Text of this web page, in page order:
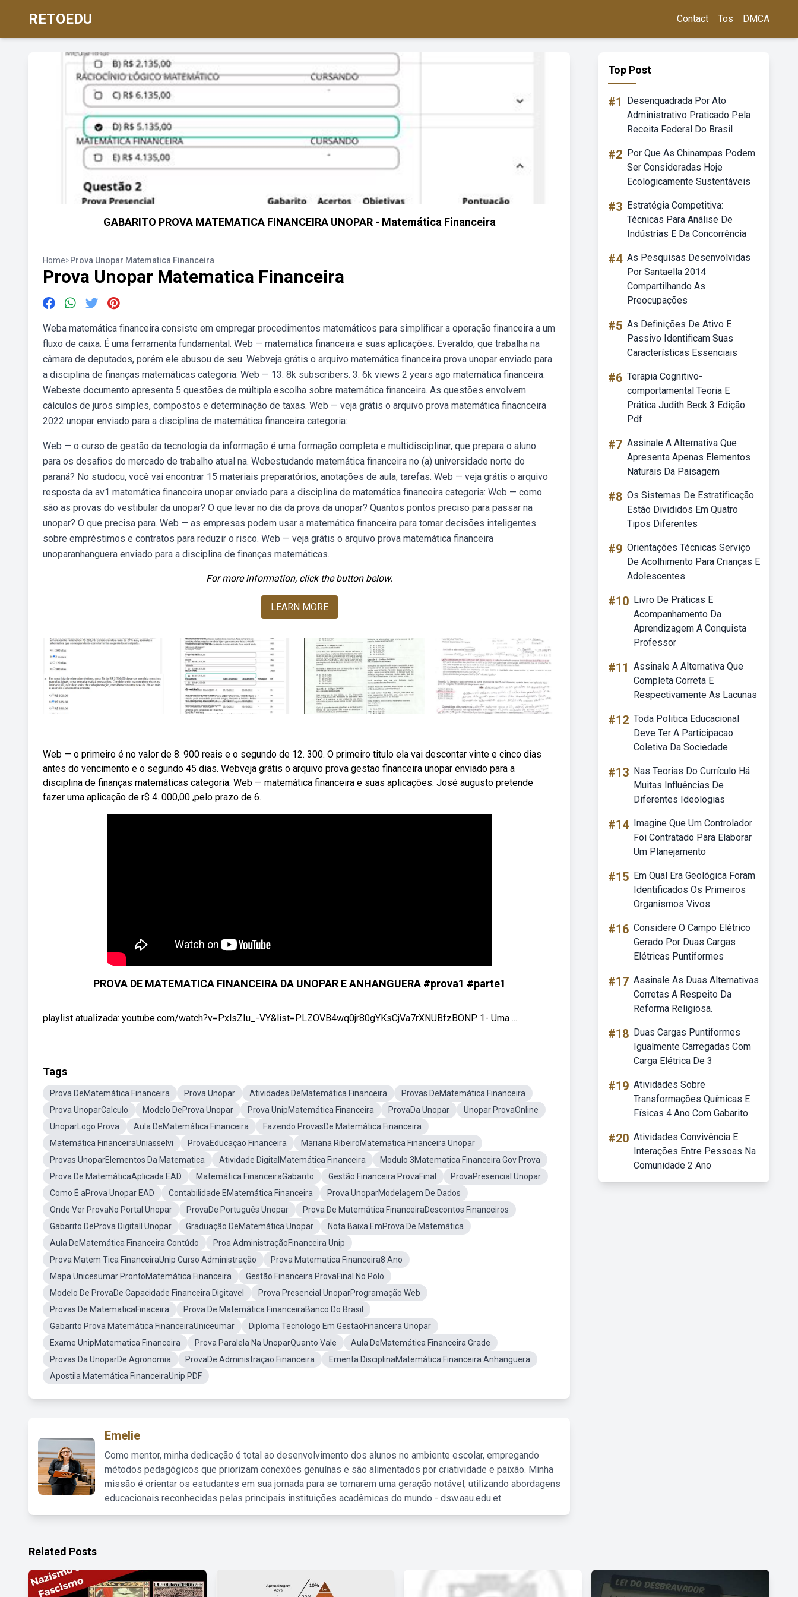
RETOEDU Contact Tos DMCA
GABARITO PROVA MATEMATICA FINANCEIRA UNOPAR - Matemática Financeira
Home>Prova Unopar Matematica Financeira
Prova Unopar Matematica Financeira
Weba matemática financeira consiste em empregar procedimentos matemáticos para simplificar a operação financeira a um
fluxo de caixa. É uma ferramenta fundamental. Web — matemática financeira e suas aplicações. Everaldo, que trabalha na
câmara de deputados, porém ele abusou de seu. Webveja grátis o arquivo matemática financeira prova unopar enviado para
a disciplina de finanças matemáticas categoria: Web — 13. 8k subscribers. 3. 6k views 2 years ago matemática financeira.
Webeste documento apresenta 5 questões de múltipla escolha sobre matemática financeira. As questões envolvem
cálculos de juros simples, compostos e determinação de taxas. Web — veja grátis o arquivo prova matemática finacnceira
2022 unopar enviado para a disciplina de matemática financeira categoria:
Web — o curso de gestão da tecnologia da informação é uma formação completa e multidisciplinar, que prepara o aluno
para os desafios do mercado de trabalho atual na. Webestudando matemática financeira no (a) universidade norte do
paraná? No studocu, você vai encontrar 15 materiais preparatórios, anotações de aula, tarefas. Web — veja grátis o arquivo
resposta da av1 matemática financeira unopar enviado para a disciplina de matemática financeira categoria: Web — como
são as provas do vestibular da unopar? O que levar no dia da prova da unopar? Quantos pontos preciso para passar na
unopar? O que precisa para. Web — as empresas podem usar a matemática financeira para tomar decisões inteligentes
sobre empréstimos e contratos para reduzir o risco. Web — veja grátis o arquivo prova matemática financeira
unoparanhanguera enviado para a disciplina de finanças matemáticas.
For more information, click the button below.
LEARN MORE
Web — o primeiro é no valor de 8. 900 reais e o segundo de 12. 300. O primeiro titulo ela vai descontar vinte e cinco dias
antes do vencimento e o segundo 45 dias. Webveja grátis o arquivo prova gestao financeira unopar enviado para a
disciplina de finanças matemáticas categoria: Web — matemática financeira e suas aplicações. José augusto pretende
fazer uma aplicação de r$ 4. 000,00 ,pelo prazo de 6.
PROVA DE MATEMATICA FINANCEIRA DA UNOPAR E ANHANGUERA #prova1 #parte1
playlist atualizada: youtube.com/watch?v=PxlsZIu_-VY&list=PLZOVB4wq0jr80gYKsCjVa7rXNUBfzBONP 1- Uma ...
Tags
Prova DeMatemática Financeira Prova Unopar Atividades DeMatemática Financeira
Provas DeMatemática Financeira
Prova UnoparCalculo
Modelo DeProva Unopar Prova UnipMatemática Financeira ProvaDa Unopar
Unopar ProvaOnline
UnoparLogo Prova
Aula DeMatemática Financeira
Fazendo ProvasDe Matemática Financeira
Matemática FinanceiraUniasselvi
ProvaEducaçao Financeira
Mariana RibeiroMatematica Financeira Unopar
Provas UnoparElementos Da Matematica
Atividade DigitalMatemática Financeira
Modulo 3Matematica Financeira Gov Prova
Prova De MatemáticaAplicada EAD
Matemática FinanceiraGabarito Gestão Financeira ProvaFinal
ProvaPresencial Unopar
Como É aProva Unopar EAD
Contabilidade EMatemática Financeira
Prova UnoparModelagem De Dados
Onde Ver ProvaNo Portal Unopar
ProvaDe Português Unopar
Prova De Matemática FinanceiraDescontos Financeiros
Gabarito DeProva Digitall Unopar
Graduação DeMatemática Unopar
Nota Baixa EmProva De Matemática
Aula DeMatemática Financeira Contúdo
Proa AdministraçãoFinanceira Unip
Prova Matem Tica FinanceiraUnip Curso Administração
Prova Matematica Financeira8 Ano
Mapa Unicesumar ProntoMatemática Financeira
Gestão Financeira ProvaFinal No Polo
Modelo De ProvaDe Capacidade Financeira Digitavel
Prova Presencial UnoparProgramação Web
Provas De MatematicaFinaceira
Prova De Matemática FinanceiraBanco Do Brasil
Gabarito Prova Matemática FinanceiraUniceumar
Diploma Tecnologo Em GestaoFinanceira Unopar
Exame UnipMatematica Financeira
Prova Paralela Na UnoparQuanto Vale
Aula DeMatemática Financeira Grade
Provas Da UnoparDe Agronomia
ProvaDe Administraçao Financeira
Ementa DisciplinaMatemática Financeira Anhanguera
Apostila Matemática FinanceiraUnip PDF
Emelie
Como mentor, minha dedicação é total ao desenvolvimento dos alunos no ambiente escolar, empregando
métodos pedagógicos que priorizam conexões genuínas e são alimentados por criatividade e paixão. Minha
missão é orientar os estudantes em sua jornada para se tornarem uma geração notável, utilizando abordagens
educacionais reconhecidas pelas principais instituições acadêmicas do mundo - dsw.aau.edu.et.
Top Post
#1
Desenquadrada Por Ato
Administrativo Praticado Pela
Receita Federal Do Brasil
#2 Por Que As Chinampas Podem
Ser Consideradas Hoje
Ecologicamente Sustentáveis
#3 Estratégia Competitiva:
Técnicas Para Análise De
Indústrias E Da Concorrência
#4 As Pesquisas Desenvolvidas
Por Santaella 2014
Compartilhando As
Preocupações
#5 As Definições De Ativo E
Passivo Identificam Suas
Características Essenciais
#6 Terapia Cognitivo-
comportamental Teoria E
Prática Judith Beck 3 Edição
Pdf
#7 Assinale A Alternativa Que
Apresenta Apenas Elementos
Naturais Da Paisagem
#8 Os Sistemas De Estratificação
Estão Divididos Em Quatro
Tipos Diferentes
#9 Orientações Técnicas Serviço
De Acolhimento Para Crianças E
Adolescentes
#10 Livro De Práticas E
Acompanhamento Da
Aprendizagem A Conquista
Professor
#11 Assinale A Alternativa Que
Completa Correta E
Respectivamente As Lacunas
#12 Toda Politica Educacional
Deve Ter A Participacao
Coletiva Da Sociedade
#13 Nas Teorias Do Currículo Há
Muitas Influências De
Diferentes Ideologias
#14 Imagine Que Um Controlador
Foi Contratado Para Elaborar
Um Planejamento
#15 Em Qual Era Geológica Foram
Identificados Os Primeiros
Organismos Vivos
#16 Considere O Campo Elétrico
Gerado Por Duas Cargas
Elétricas Puntiformes
#17 Assinale As Duas Alternativas
Corretas A Respeito Da
Reforma Religiosa.
#18 Duas Cargas Puntiformes
Igualmente Carregadas Com
Carga Elétrica De 3
#19 Atividades Sobre
Transformações Químicas E
Físicas 4 Ano Com Gabarito
#20 Atividades Convivência E
Interações Entre Pessoas Na
Comunidade 2 Ano
Related Posts